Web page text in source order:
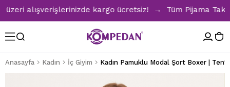
alışverişlerinizde kargo ücretsiz! → Tüm Pijama
Anasayfa Kadın İç Giyim Kadın Pamuklu Modal Şort Boxer |